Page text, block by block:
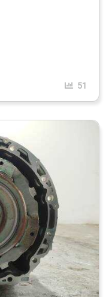
51